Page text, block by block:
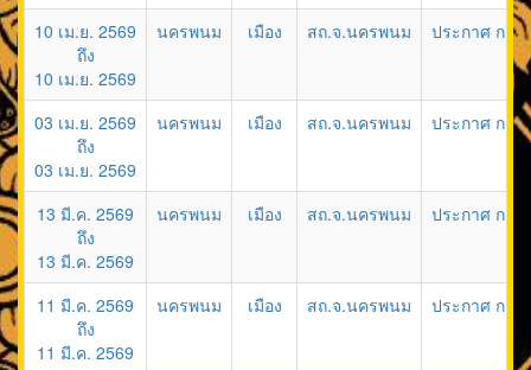
10 เม.ย. 2569
ถึง
10 เม.ย. 2569
นครพนม เมือง สถ.จ.นครพนม ประกาศ ก.อ
03 เม.ย. 2569
ถึง
03 เม.ย. 2569
นครพนม เมือง สถ.จ.นครพนม ประกาศ ก.ท
13 มี.ค. 2569
ถึง
13 มี.ค. 2569
นครพนม เมือง สถ.จ.นครพนม ประกาศ ก.อ
11 มี.ค. 2569
ถึง
11 มี.ค. 2569
นครพนม เมือง สถ.จ.นครพนม ประกาศ ก.ท